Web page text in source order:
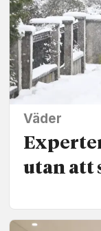
Väder
utan att